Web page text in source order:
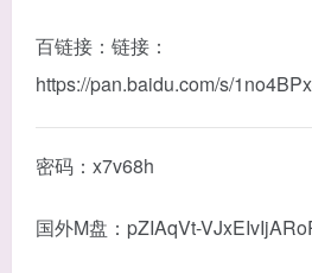
百链接：链接：
https://pan.baidu.com/s/
密码：x7v68h
国外M盘：pZIAqVt-